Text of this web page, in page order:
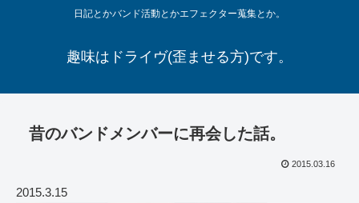
日記とかバンド活動とかエフェクター蒐集とか。
趣味はドライヴ(歪ませる方)です。
昔のバンドメンバーに再会した話。
2015.03.16
2015.3.15